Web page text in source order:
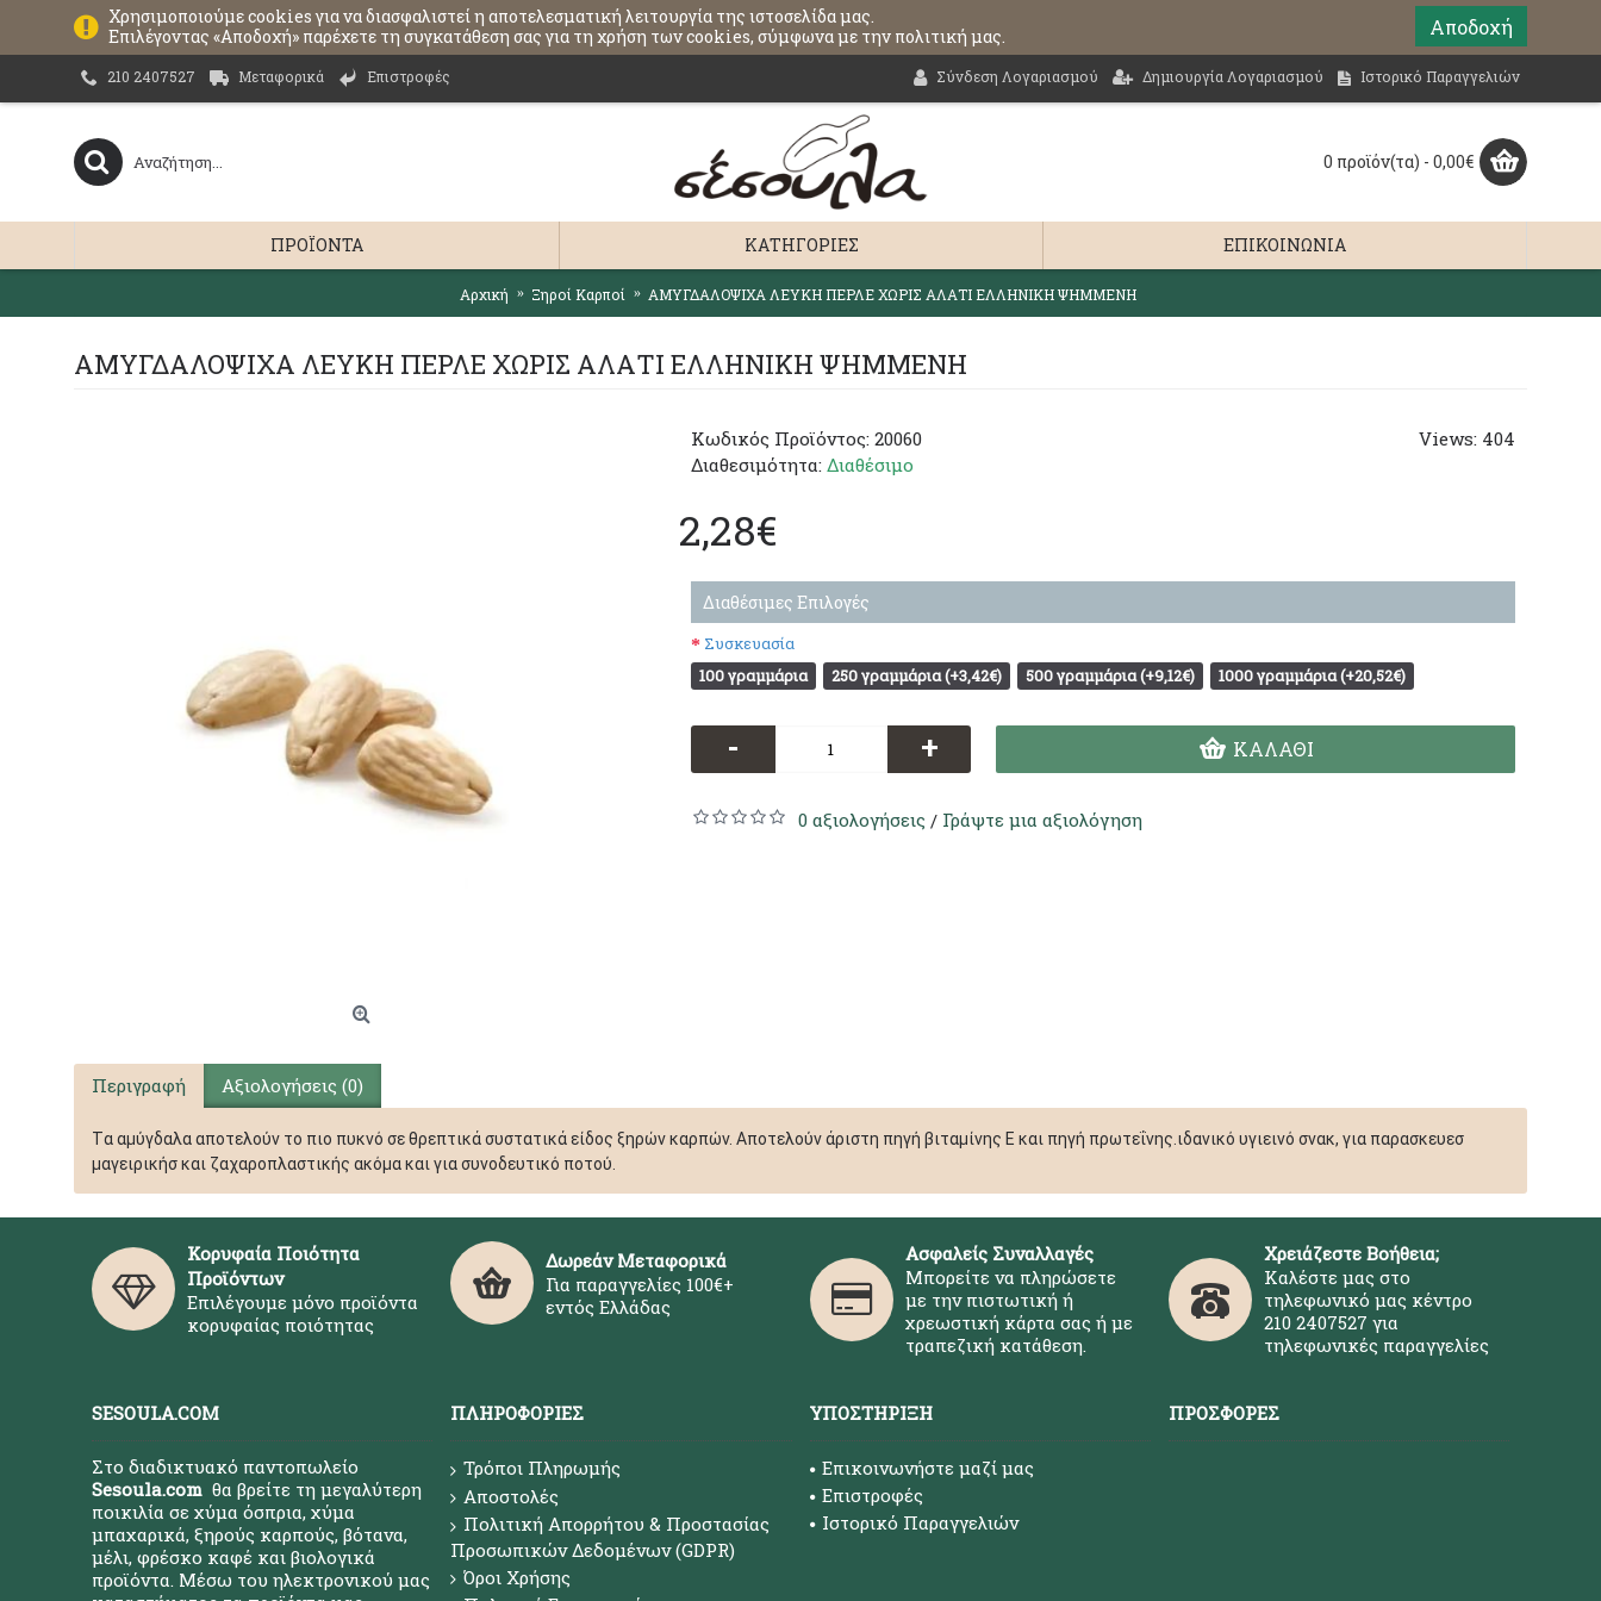
Χρησιμοποιούμε cookies για να διασφαλιστεί η αποτελεσματική λειτουργία της ιστοσελίδα μας.
Επιλέγοντας «Αποδοχή» παρέχετε τη συγκατάθεση σας για τη χρήση των cookies, σύμφωνα με την πολιτική μας.
Αποδοχή
210 2407527 Μεταφορικά Επιστροφές Σύνδεση Λογαριασμού Δημιουργία Λογαριασμού Ιστορικό Παραγγελιών
0 προϊόν(τα) - 0,00€
ΠΡΟΪΌΝΤΑ ΚΑΤΗΓΟΡΊΕΣ ΕΠΙΚΟΙΝΩΝΊΑ
Αρχική Ξηροί Καρποί ΑΜΥΓΔΑΛΟΨΙΧΑ ΛΕΥΚΗ ΠΕΡΛΕ ΧΩΡΙΣ ΑΛΑΤΙ ΕΛΛΗΝΙΚΗ ΨΗΜΜΕΝΗ
ΑΜΥΓΔΑΛΟΨΙΧΑ ΛΕΥΚΗ ΠΕΡΛΕ ΧΩΡΙΣ ΑΛΑΤΙ ΕΛΛΗΝΙΚΗ ΨΗΜΜΕΝΗ
Views: 404
Κωδικός Προϊόντος: 20060
Διαθεσιμότητα: Διαθέσιμο
2,28€
Διαθέσιμες Επιλογές
Συσκευασία
100 γραμμάρια
250 γραμμάρια (+3,42€) 500 γραμμάρια (+9,12€) 1000 γραμμάρια (+20,52€)
- + ΚΑΛΆΘΙ
0 αξιολογήσεις / Γράψτε μια αξιολόγηση
Περιγραφή Αξιολογήσεις (0)
Tα αμύγδαλα αποτελούν το πιο πυκνό σε θρεπτικά συστατικά είδος ξηρών καρπών. Αποτελούν άριστη πηγή βιταμίνης Ε και πηγή πρωτεΐνης.ιδανικό υγιεινό σνακ, για παρασκευεσ
μαγειρικήσ και ζαχαροπλαστικής ακόμα και για συνοδευτικό ποτού.
Κορυφαία Ποιότητα
Προϊόντων
Επιλέγουμε μόνο προϊόντα
κορυφαίας ποιότητας
Δωρεάν Μεταφορικά
Για παραγγελίες 100€+
εντός Ελλάδας
Ασφαλείς Συναλλαγές
Μπορείτε να πληρώσετε
με την πιστωτική ή
χρεωστική κάρτα σας ή με
τραπεζική κατάθεση.
Χρειάζεστε Βοήθεια;
Καλέστε μας στο
τηλεφωνικό μας κέντρο
210 2407527 για
τηλεφωνικές παραγγελίες
SESOULA.COM
Στο διαδικτυακό παντοπωλείο
Sesoula.com θα βρείτε τη μεγαλύτερη
ποικιλία σε χύμα όσπρια, χύμα
μπαχαρικά, ξηρούς καρπούς, βότανα,
μέλι, φρέσκο καφέ και βιολογικά
προϊόντα. Μέσω του ηλεκτρονικού μας
ΠΛΗΡΟΦΟΡΊΕΣ
Τρόποι Πληρωμής
Αποστολές
Πολιτική Απορρήτου & Προστασίας
Προσωπικών Δεδομένων (GDPR)
Όροι Χρήσης
ΥΠΟΣΤΉΡΙΞΗ
Επικοινωνήστε μαζί μας
Επιστροφές
Ιστορικό Παραγγελιών
ΠΡΟΣΦΟΡΈΣ